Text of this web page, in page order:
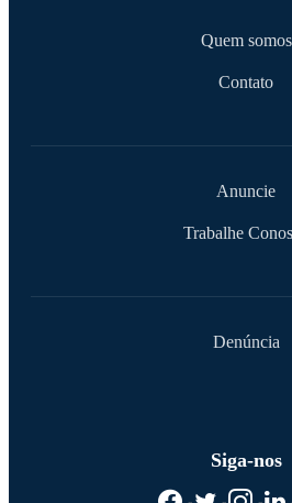
Quem somos
Contato
Anuncie
Trabalhe
Denúncia
Siga-nos